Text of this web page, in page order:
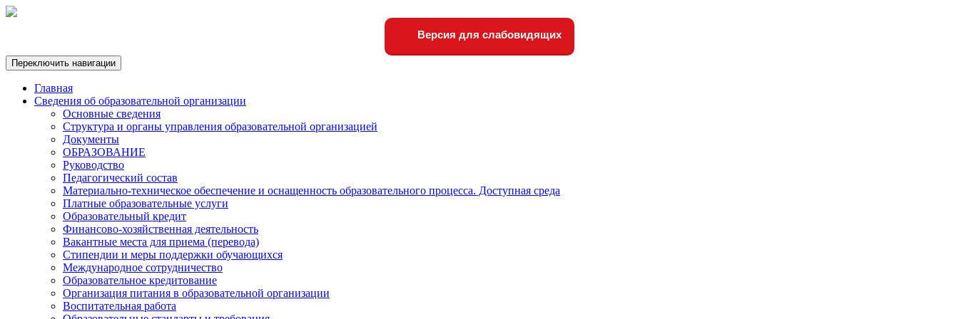
Версия для слабовидящих
Переключить навигации
Главная
Сведения об образовательной организации
Основные сведения
Структура и органы управления образовательной организацией
Документы
ОБРАЗОВАНИЕ
Руководство
Педагогический состав
Материально-техническое обеспечение и оснащенность образовательного процесса. Доступная среда
Платные образовательные услуги
Образовательный кредит
Финансово-хозяйственная деятельность
Вакантные места для приема (перевода)
Стипендии и меры поддержки обучающихся
Международное сотрудничество
Образовательное кредитование
Организация питания в образовательной организации
Воспитательная работа